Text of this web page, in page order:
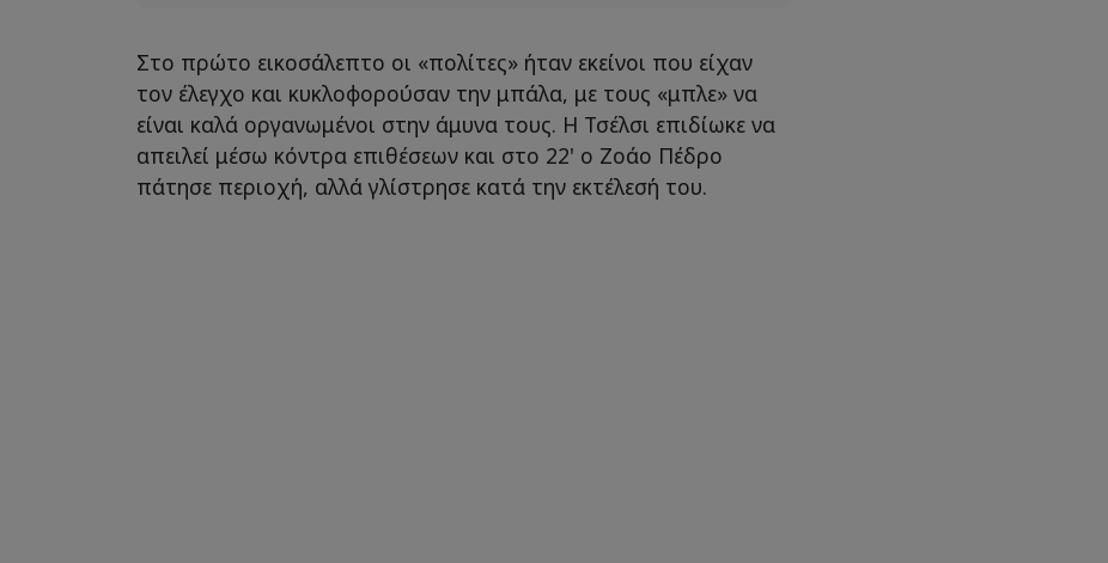
Στο πρώτο εικοσάλεπτο οι «πολίτες» ήταν εκείνοι που είχαν
τον έλεγχο και κυκλοφορούσαν την μπάλα, με τους «μπλε» να
είναι καλά οργανωμένοι στην άμυνα τους. Η Τσέλσι επιδίωκε να
απειλεί μέσω κόντρα επιθέσεων και στο 22' ο Ζοάο Πέδρο
πάτησε περιοχή, αλλά γλίστρησε κατά την εκτέλεσή του.